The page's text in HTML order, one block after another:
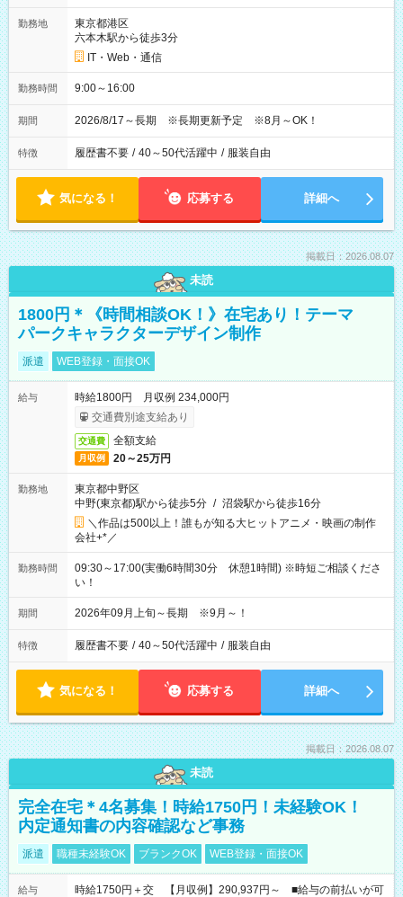
勤務地
東京都港区
六本木駅から徒歩3分
IT・Web・通信
勤務時間 9:00～16:00
期間 2026/8/17～長期 ※長期更新予定 ※8月～OK！
特徴 履歴書不要 / 40～50代活躍中 / 服装自由
気になる！ 応募する 詳細へ
掲載日：2026.08.07
未読
1800円＊《時間相談OK！》在宅あり！テーマ
パークキャラクターデザイン制作
派遣 WEB登録・面接OK
給与
時給1800円 月収例 234,000円
交通費別途支給あり
交通費 全額支給
月収例 20～25万円
勤務地
東京都中野区
中野(東京都)駅から徒歩5分 / 沼袋駅から徒歩16分
＼作品は500以上！誰もが知る大ヒットアニメ・映画の制作
会社+*／
勤務時間
09:30～17:00(実働6時間30分 休憩1時間) ※時短ご相談くださ
い！
期間 2026年09月上旬～長期 ※9月～！
特徴 履歴書不要 / 40～50代活躍中 / 服装自由
気になる！ 応募する 詳細へ
掲載日：2026.08.07
未読
完全在宅＊4名募集！時給1750円！未経験OK！
内定通知書の内容確認など事務
派遣 職種未経験OK ブランクOK WEB登録・面接OK
給与
時給1750円＋交 【月収例】290,937円～ ■給与の前払いが可